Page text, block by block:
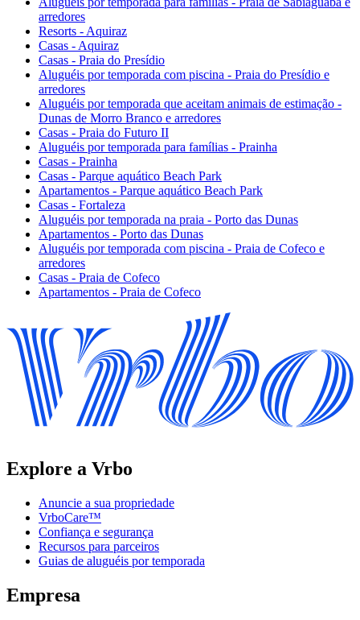
arredores
Resorts - Aquiraz
Casas - Aquiraz
Casas - Praia do Presídio
Aluguéis por temporada com piscina - Praia do Presídio e
arredores
Aluguéis por temporada que aceitam animais de estimação -
Dunas de Morro Branco e arredores
Casas - Praia do Futuro II
Aluguéis por temporada para famílias - Prainha
Casas - Prainha
Casas - Parque aquático Beach Park
Apartamentos - Parque aquático Beach Park
Casas - Fortaleza
Aluguéis por temporada na praia - Porto das Dunas
Apartamentos - Porto das Dunas
Aluguéis por temporada com piscina - Praia de Cofeco e
arredores
Casas - Praia de Cofeco
Apartamentos - Praia de Cofeco
Explore a Vrbo
Anuncie a sua propriedade
VrboCare™
Confiança e segurança
Recursos para parceiros
Guias de aluguéis por temporada
Empresa